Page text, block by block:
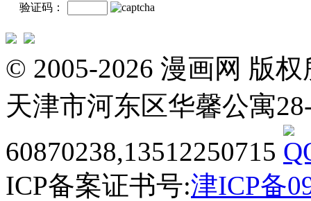
验证码：
© 2005-2026 漫画网 版
天津市河东区华馨公寓
60870238,13512250715
ICP备案证书号:津ICP备